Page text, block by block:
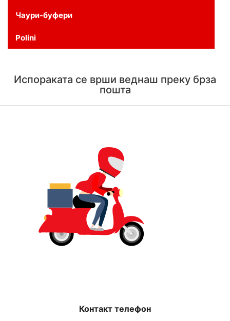
Чаури-буфери
Polini
Испораката се врши веднаш преку брза
пошта
Контакт телефон